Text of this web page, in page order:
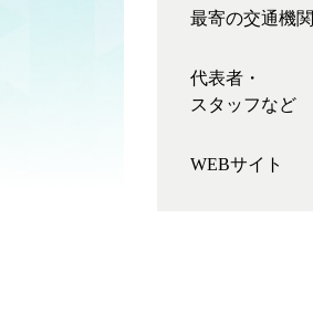
最寄の交通機関
代表者・
スタッフなど
WEBサイト